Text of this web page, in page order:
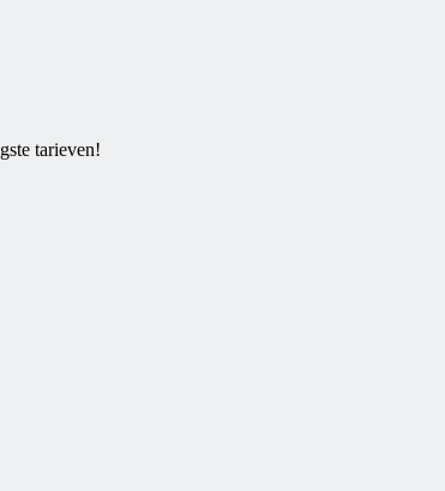
tarieven!